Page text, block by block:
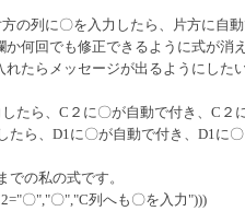
の列に〇を入力したら、片方に自
何回でも修正できるように式が消
れたらメッセージが出るようにしたい
したら、C２に〇が自動で付き、C２
たら、D1に〇が自動で付き、D1に
での私の式です。
〇","〇","C列へも〇を入力")))